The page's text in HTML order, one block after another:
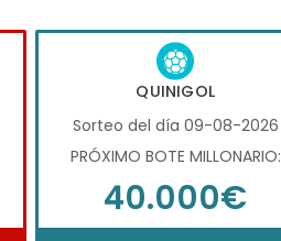
QUINIGOL
Sorteo del día 09-08-2026
PRÓXIMO BOTE MILLONARIO:
40.000€